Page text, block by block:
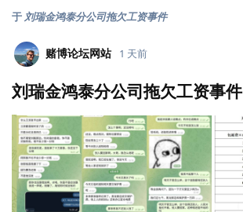
于刘瑞金鸿泰分公司拖欠工资事件
赌博论坛网站 1 天前
刘瑞金鸿泰分公司拖欠工资事件